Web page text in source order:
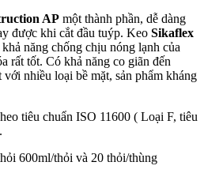
AP một thành phần, dễ dàng
được khi cắt đầu tuýp. Keo Sikaflex
khả năng chống chịu nóng lạnh của
rất tốt. Có khả năng co giãn đến
với nhiều loại bề mặt, sản phẩm kháng
tiêu chuẩn ISO 11600 ( Loại F, tiêu
600ml/thỏi và 20 thỏi/thùng